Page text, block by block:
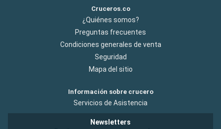
Cruceros.co
¿Quiénes somos?
Preguntas frecuentes
Condiciones generales de venta
Seguridad
Mapa del sitio
Información sobre crucero
Servicios de Asistencia
Newsletters